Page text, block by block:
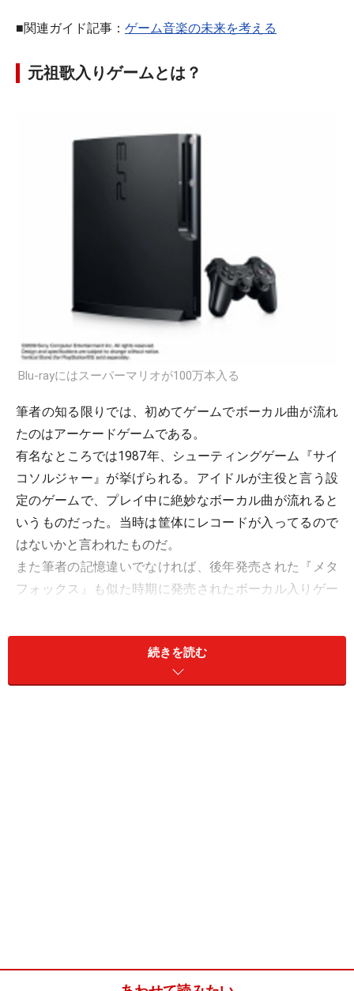
■関連ガイド記事： ゲーム音楽の未来を考える
元祖歌入りゲームとは？
Blu-rayにはスーパーマリオが100万本入る
筆者の知る限りでは、初めてゲームでボーカル曲が流れ
たのはアーケードゲームである。
有名なところでは1987年、シューティングゲーム『サイ
コソルジャー』が挙げられる。アイドルが主役と言う設
定のゲームで、プレイ中に絶妙なボーカル曲が流れると
いうものだった。当時は筐体にレコードが入ってるので
はないかと言われたものだ。
また筆者の記憶違いでなければ、後年発売された『メタ
フォックス』も似た時期に発売されたボーカル入りゲー
戦になるとボーカルが流れるというなかなか熱い内容だ
これはすごい。ロマンである。
これ以降メディアがCDになり、様々なタイトルがボーカ
続きを読む